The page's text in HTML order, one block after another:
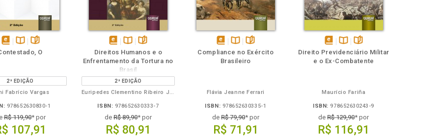
disponível
Disponível
páginas
O
2ª EDIÇÃO
Fabrício Vargas
978652630830-1
R$ 119,90* por
107,91
disponível
em
eBook
Disponível
na
B.V.
páginas
Direitos Humanos e o
Enfrentamento da Tortura no
Brasil
2ª EDIÇÃO
Euripedes Clementino Ribeiro Junior
ISBN: 978652630333-7
de R$ 89,90* por
R$ 80,91
disponível
em
Disponível
na
páginas
Compliance no Exército
Brasileiro
Flávia Jeanne Ferrari
ISBN: 978652630335-1
deR$ 79,90* por
R$ 71,91
disponível
em
Também
Disponível
na
Folheie
páginas
Direito Previdenciário Militar
e o Ex-Combatente
Maurício Fariña
ISBN: 978652630243-9
deR$ 129,90* por
R$ 116,91